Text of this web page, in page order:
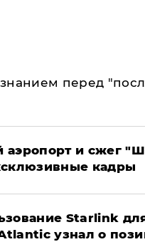
перед
и сжег
кадры
Starlink
узнал о